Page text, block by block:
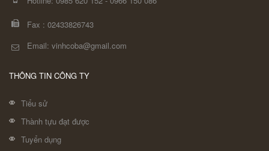
Fax : 02433826743
Email: vinhcoba@gmail.com
THÔNG TIN CÔNG TY
Tiểu sử
Thành tựu đạt được
Tuyển dụng